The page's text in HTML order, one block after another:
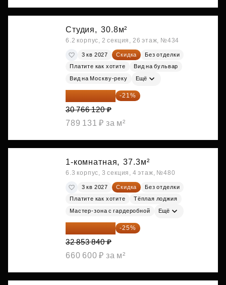
Студия, 30.8м²
6.2 корпус, 2 секция, 26 этаж, №434
3 кв 2027 Скидка
Без отделки
Платите как хотите
Вид на бульвар
Вид на Москву-реку Ещё
24 305 235 ₽ -21%
30 766 120 ₽
789 131 ₽ за м²
1-комнатная, 37.3м²
6.3 корпус, 3 секция, 4 этаж, №480
3 кв 2027 Скидка
Без отделки
Платите как хотите
Тёплая лоджия
Мастер-зона с гардеробной Ещё
24 640 380 ₽ -25%
32 853 840 ₽
660 600 ₽ за м²